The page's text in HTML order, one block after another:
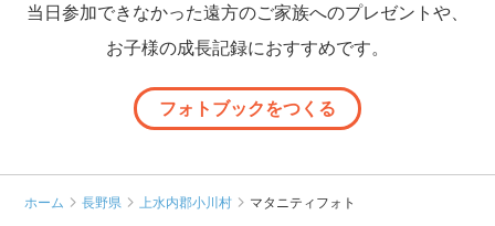
当日参加できなかった遠方のご家族へのプレゼントや、
お子様の成長記録におすすめです。
フォトブックをつくる
ホーム 長野県 上水内郡小川村 マタニティフォト